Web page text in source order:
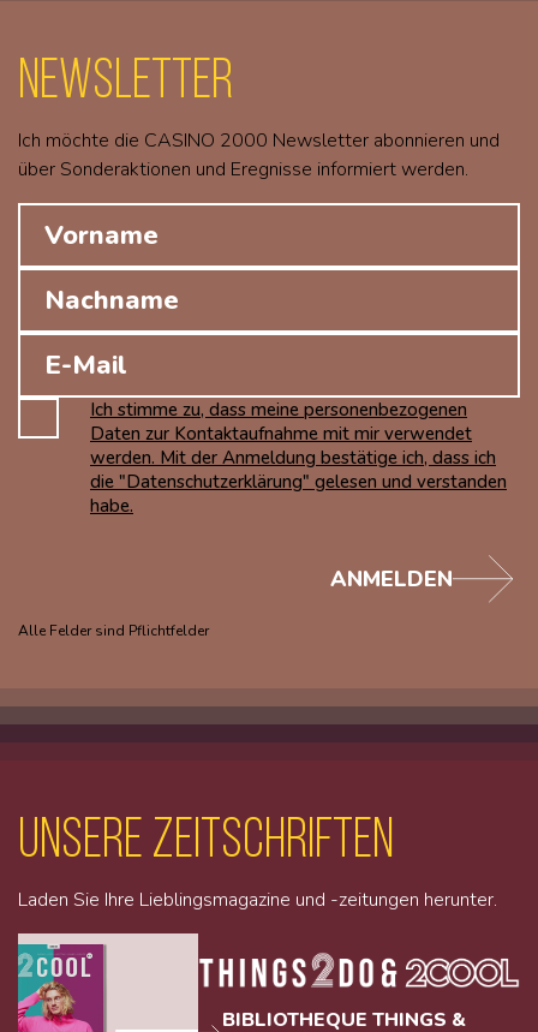
Newsletter
Ich möchte die CASINO 2000 Newsletter abonnieren und
über Sonderaktionen und Eregnisse informiert werden.
Ich stimme zu, dass meine personenbezogenen
Daten zur Kontaktaufnahme mit mir verwendet
werden. Mit der Anmeldung bestätige ich, dass ich
die "Datenschutzerklärung" gelesen und verstanden
habe.
Alle Felder sind Pflichtfelder
ANMELDEN
unsere Zeitschriften
Laden Sie Ihre Lieblingsmagazine und -zeitungen herunter.
BIBLIOTHEQUE THINGS &